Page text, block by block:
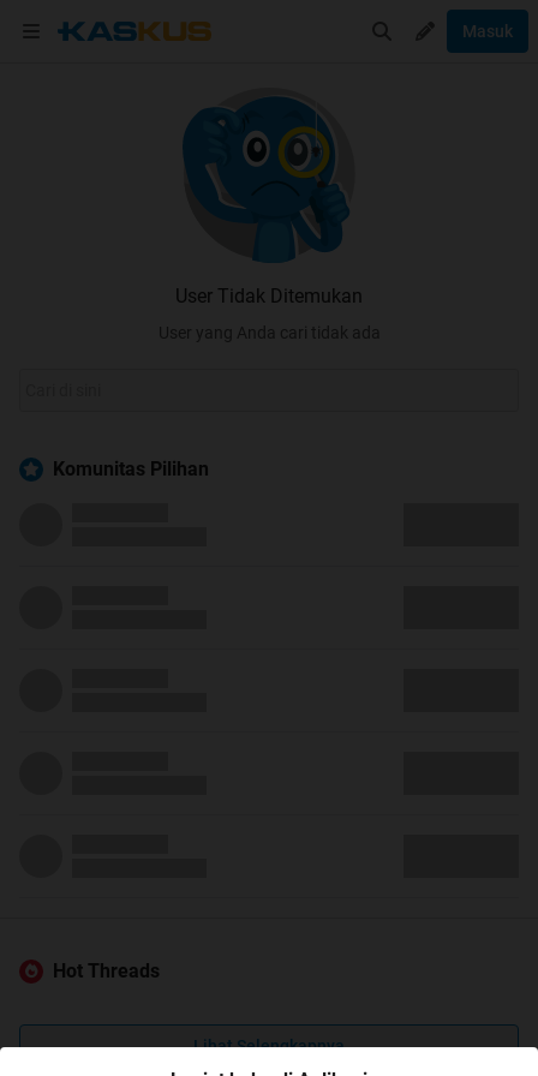
Masuk
User Tidak Ditemukan
User yang Anda cari tidak ada
Komunitas Pilihan
Hot Threads
Lihat Selengkapnya